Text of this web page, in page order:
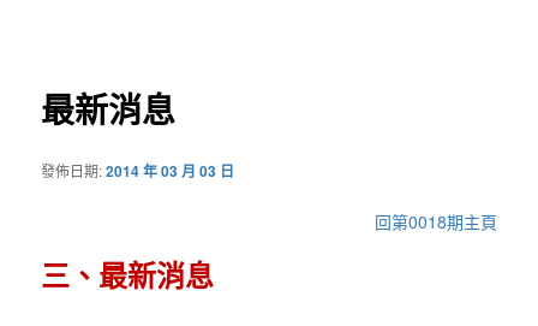
最新消息
發佈日期:2014 年 03 月 03 日
回第0018期主頁
三、最新消息